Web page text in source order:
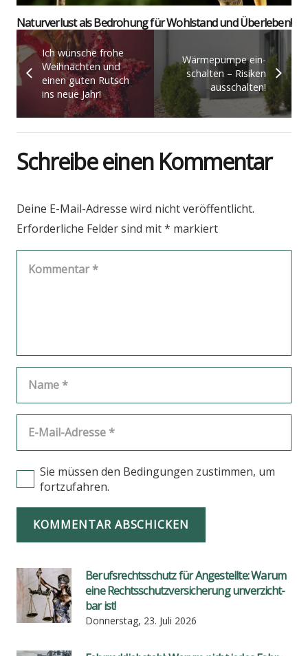
Natur­ver­lust als Bedro­hung für Wohl­stand und Über­le­ben!
Ich wün­sche fro­he
Weih­nach­ten und
einen guten Rutsch
ins neue Jahr!
Wär­me­pum­pe ein­
schal­ten – Risi­ken
aus­schal­ten!
Schreibe einen Kommentar
Deine E-Mail-Adresse wird nicht veröffentlicht.
Erforderliche Felder sind mit* markiert
Sie müssen den Bedingungen zustimmen, um
fortzufahren.
KOMMENTAR ABSCHICKEN
Berufs­rechts­schutz für Ange­stell­te: War­um
eine Rechts­schutz­ver­si­che­rung unver­zicht­
bar ist!
Donnerstag, 23. Juli 2026